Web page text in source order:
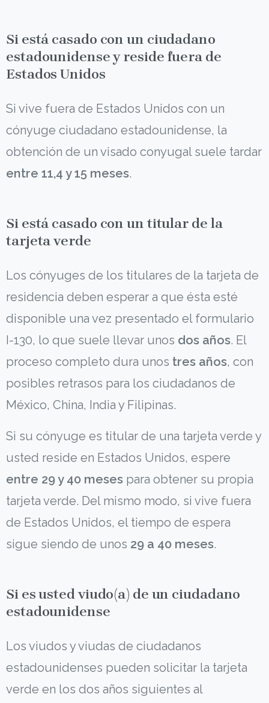
Si está casado con un ciudadano
estadounidense y reside fuera de
Estados Unidos
Si vive fuera de Estados Unidos con un
cónyuge ciudadano estadounidense, la
obtención de un visado conyugal suele tardar
entre 11,4 y 15 meses.
Si está casado con un titular de la
tarjeta verde
Los cónyuges de los titulares de la tarjeta de
residencia deben esperar a que ésta esté
disponible una vez presentado el formulario
I-130, lo que suele llevar unos dos años. El
proceso completo dura unos tres años, con
posibles retrasos para los ciudadanos de
México, China, India y Filipinas.
Si su cónyuge es titular de una tarjeta verde y
usted reside en Estados Unidos, espere
entre 29 y 40 meses para obtener su propia
tarjeta verde. Del mismo modo, si vive fuera
de Estados Unidos, el tiempo de espera
sigue siendo de unos 29 a 40 meses.
Si es usted viudo(a) de un ciudadano
estadounidense
Los viudos y viudas de ciudadanos
estadounidenses pueden solicitar la tarjeta
verde en los dos años siguientes al